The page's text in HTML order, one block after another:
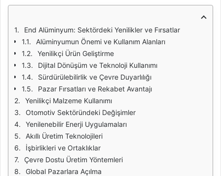
End Alüminyum: Sektördeki Yenilikler ve Fırsatlar
Alüminyumun Önemi ve Kullanım Alanları
Yenilikçi Ürün Geliştirme
Dijital Dönüşüm ve Teknoloji Kullanımı
Sürdürülebilirlik ve Çevre Duyarlılığı
Pazar Fırsatları ve Rekabet Avantajı
Yenilikçi Malzeme Kullanımı
Otomotiv Sektöründeki Değişimler
Yenilenebilir Enerji Uygulamaları
Akıllı Üretim Teknolojileri
İşbirlikleri ve Ortaklıklar
Çevre Dostu Üretim Yöntemleri
Global Pazarlara Açılma